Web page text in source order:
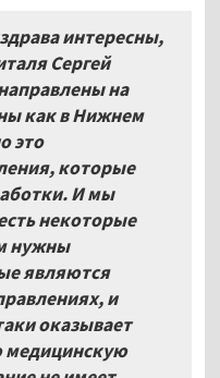
интересны,
Сергей
на
как в Нижнем
это
которые
И мы
некоторые
нужны
являются
и
оказывает
медицинскую